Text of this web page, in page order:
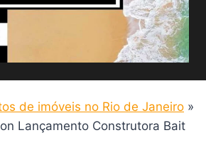
de imóveis no Rio de Janeiro »
Lançamento Construtora Bait